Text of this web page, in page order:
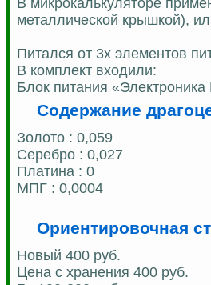
металлической крышкой),
Питался от 3х элементов
В комплект входили:
Блок питания
Содержание
Золото : 0,059
Серебро : 0,027
Платина : 0
МПГ : 0,0004
Ориентировочная
Новый 400 руб.
Цена c хранения 400 руб.